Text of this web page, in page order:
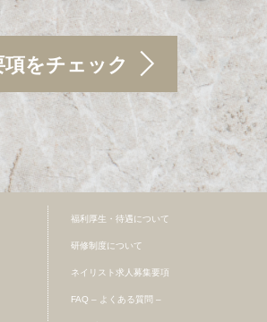
項をチェック
福利厚生・待遇について
研修制度について
ネイリスト求人募集要項
FAQ – よくある質問 –